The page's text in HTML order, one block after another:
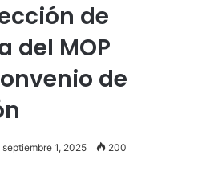
de
del MOP
de
septiembre 1, 2025 200